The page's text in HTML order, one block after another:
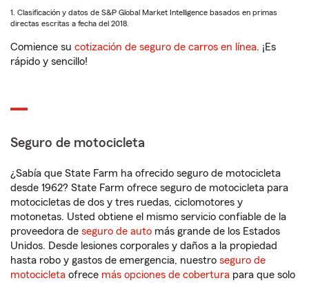
1. Clasificación y datos de S&P Global Market Intelligence basados en primas
directas escritas a fecha del 2018.
Comience su cotización de seguro de carros en línea. ¡Es
rápido y sencillo!
Seguro de motocicleta
¿Sabía que State Farm ha ofrecido seguro de motocicleta
desde 1962? State Farm ofrece seguro de motocicleta para
motocicletas de dos y tres ruedas, ciclomotores y
motonetas. Usted obtiene el mismo servicio confiable de la
proveedora de seguro de auto más grande de los Estados
Unidos. Desde lesiones corporales y daños a la propiedad
hasta robo y gastos de emergencia, nuestro seguro de
motocicleta ofrece más opciones de cobertura para que solo